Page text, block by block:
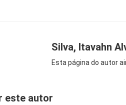
Silva, Itavahn
Esta página do autor
este autor